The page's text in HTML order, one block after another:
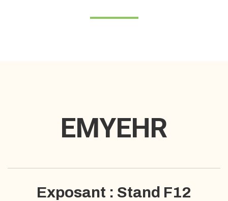
EMYEHR
Exposant : Stand F12